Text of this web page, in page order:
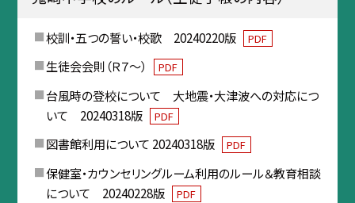
校訓・五つの誓い・校歌 20240220版 PDF
生徒会会則（Ｒ７～） PDF
台風時の登校について 大地震・大津波への対応につ
いて 20240318版
PDF
図書館利用について 20240318版 PDF
保健室・カウンセリングルーム利用のルール＆教育相談
について 20240228版
PDF